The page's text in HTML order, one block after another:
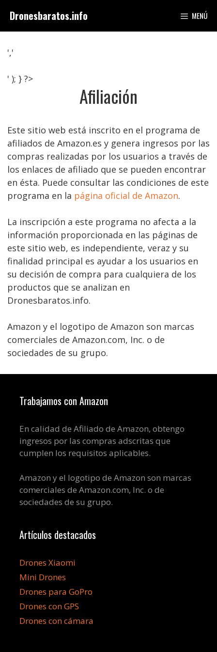
contenido
Dronesbaratos.info MENÚ
','
' ); } ?>
Afiliación
Este sitio web está inscrito en el programa de
afiliados de Amazon.es y genera ingresos por las
compras realizadas por los usuarios a través de
los enlaces de afiliado que se pueden encontrar
en ésta. Puede consultar las condiciones de este
programa en la página oficial de Amazon.
La inscripción a este programa no afecta a la
información proporcionada en las páginas de
este sitio web, es independiente, veraz y su
finalidad principal es ayudar a los usuarios en
su decisión de compra para cualquiera de los
productos que se analizan en
Dronesbaratos.info.
Amazon y el logotipo de Amazon son marcas
comerciales de Amazon.com, Inc. o de
sociedades de su grupo.
Trabajamos con Amazon
En calidad de Afiliado de Amazon, obtengo
ingresos por las compras adscritas que
cumplen los requisitos aplicables.
Amazon y el logotipo de Amazon son marcas
comerciales de Amazon.com, Inc. o de
sociedades de su grupo.
Artículos destacados
Drones Xiaomi
Mini Drones
Drones para GoPro
Drones con GPS
Drones con cámara